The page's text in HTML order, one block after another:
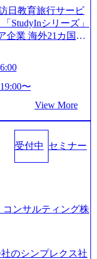
指し、さらに採用
スをして急成長す
【株式会社ノース
ュー】 (https://my-vi
長を遂げるなど、
から業務改革、IT
供するコンサル
点で従業員数1,209
員の人間力を強み
年から6年連続で
など、多様な経歴
上、完全週休2日
、特別休暇5日な
月平均残業時間は
日教育旅行サービ
StudyInシリーズ」
企業 海外21カ国と
ケティング事業
グローバルという
う 素直に心を開い
謙虚な姿勢でウソ
もって没頭する O
てみずから動く、
まず成果物をだす
14日(金) 19:00〜2
会は、選考の前段
を検討中の段階の
〜
View More
受付中 セミナー
コンサルティング株
のシンプレクス社